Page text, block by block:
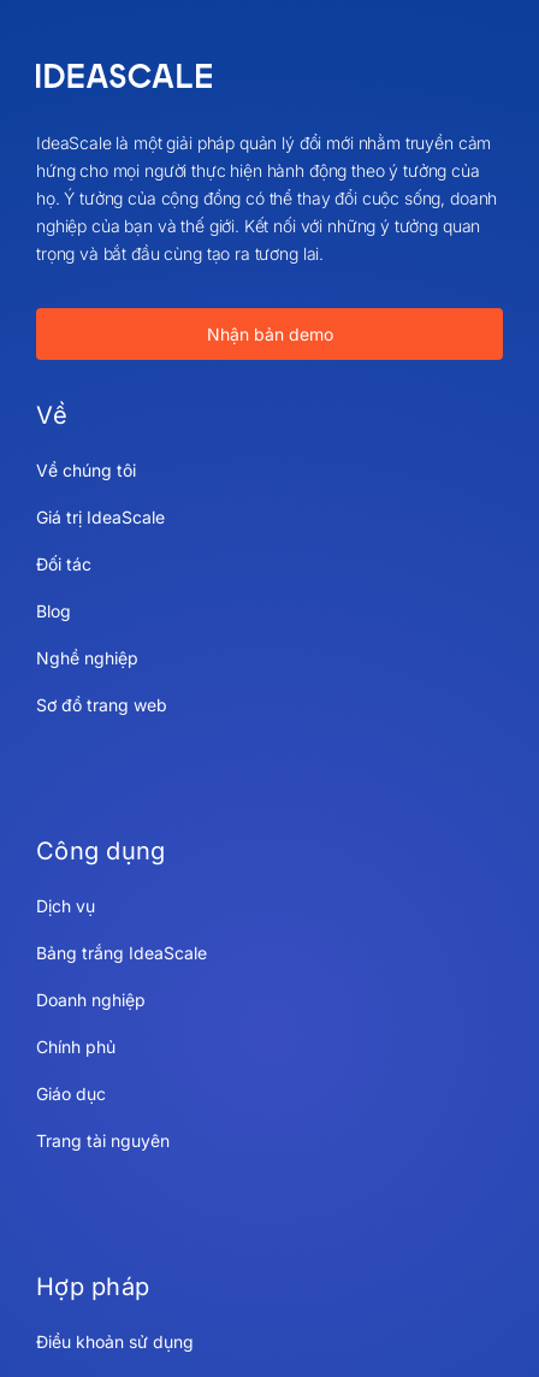
IdeaScale là một giải pháp quản lý đổi mới nhằm truyền cảm
hứng cho mọi người thực hiện hành động theo ý tưởng của
họ. Ý tưởng của cộng đồng có thể thay đổi cuộc sống, doanh
nghiệp của bạn và thế giới. Kết nối với những ý tưởng quan
trọng và bắt đầu cùng tạo ra tương lai.
Nhận bản demo
Về
Về chúng tôi
Giá trị IdeaScale
Đối tác
Blog
Nghề nghiệp
Sơ đồ trang web
Công dụng
Dịch vụ
Bảng trắng IdeaScale
Doanh nghiệp
Chính phủ
Giáo dục
Trang tài nguyên
Hợp pháp
Điều khoản sử dụng